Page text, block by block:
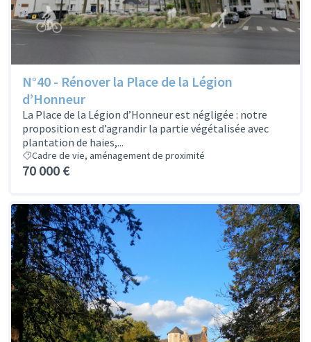
N°40 - Rénover la Place de la Légion
d’Honneur
La Place de la Légion d’Honneur est négligée : notre
proposition est d’agrandir la partie végétalisée avec
plantation de haies,...
Cadre de vie, aménagement de proximité
70 000 €